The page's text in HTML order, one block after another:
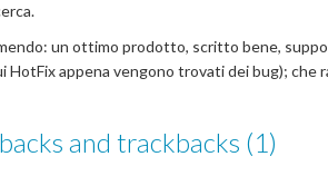
un ottimo prodotto, scritto bene,
HotFix appena vengono trovati dei bug); che
and trackbacks (1)